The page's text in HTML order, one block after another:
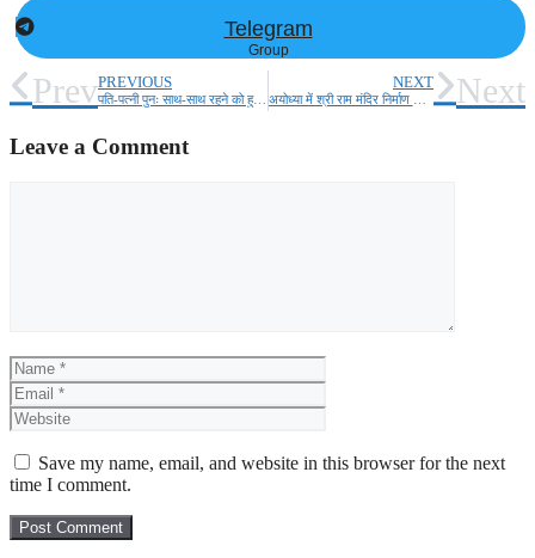
Telegram
Group
PrevPREVIOUS
पति-पत्नी पुनः साथ-साथ रहने को हुए राजी महिला थाना से खुशी खुशी हुई विदाई
NEXT Next
Leave a Comment
Name
Save my name, email, and website in this browser for the next
time I comment.